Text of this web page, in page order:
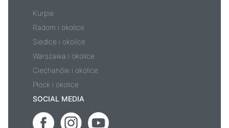
Kurpie
Radom i okolice
Siedlce i okolice
Warszawa i okolice
Ciechanów i okolice
Płock i okolice
SOCIAL MEDIA